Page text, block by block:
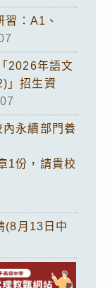
：A1、
2026年語文
」招生資
永續部門養
1份，請貴校
(8月13日中